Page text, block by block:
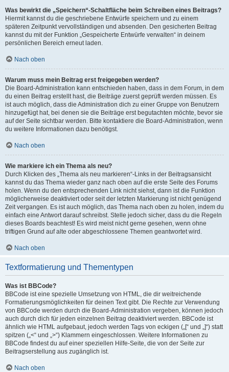
Was bewirkt die „Speichern“-Schaltfläche beim Schreiben eines Beitrags?
Hiermit kannst du die geschriebene Entwürfe speichern und zu einem
späteren Zeitpunkt vervollständigen und absenden. Den gesicherten Beitrag
kannst du mit der Funktion „Gespeicherte Entwürfe verwalten“ in deinem
persönlichen Bereich erneut laden.
Nach oben
Warum muss mein Beitrag erst freigegeben werden?
Die Board-Administration kann entschieden haben, dass in dem Forum, in dem
du einen Beitrag erstellt hast, die Beiträge zuerst geprüft werden müssen. Es
ist auch möglich, dass die Administration dich zu einer Gruppe von Benutzern
hinzugefügt hat, bei denen sie die Beiträge erst begutachten möchte, bevor sie
auf der Seite sichtbar werden. Bitte kontaktiere die Board-Administration, wenn
du weitere Informationen dazu benötigst.
Nach oben
Wie markiere ich ein Thema als neu?
Durch Klicken des „Thema als neu markieren“-Links in der Beitragsansicht
kannst du das Thema wieder ganz nach oben auf die erste Seite des Forums
holen. Wenn du den entsprechenden Link nicht siehst, dann ist die Funktion
möglicherweise deaktiviert oder seit der letzten Markierung ist nicht genügend
Zeit vergangen. Es ist auch möglich, das Thema nach oben zu holen, indem du
einfach eine Antwort darauf schreibst. Stelle jedoch sicher, dass du die Regeln
dieses Boards beachtest! Es wird meist nicht gerne gesehen, wenn ohne
triftigen Grund auf alte oder abgeschlossene Themen geantwortet wird.
Nach oben
Textformatierung und Thementypen
Was ist BBCode?
BBCode ist eine spezielle Umsetzung von HTML, die dir weitreichende
Formatierungsmöglichkeiten für deinen Text gibt. Die Rechte zur Verwendung
von BBCode werden durch die Board-Administration vergeben, können jedoch
auch durch dich für jeden einzelnen Beitrag deaktiviert werden. BBCode ist
ähnlich wie HTML aufgebaut, jedoch werden Tags von eckigen („[“ und „]“) statt
spitzen („<“ und „>“) Klammern eingeschlossen. Weitere Informationen zu
BBCode findest du auf einer speziellen Hilfe-Seite, die von der Seite zur
Beitragserstellung aus zugänglich ist.
Nach oben